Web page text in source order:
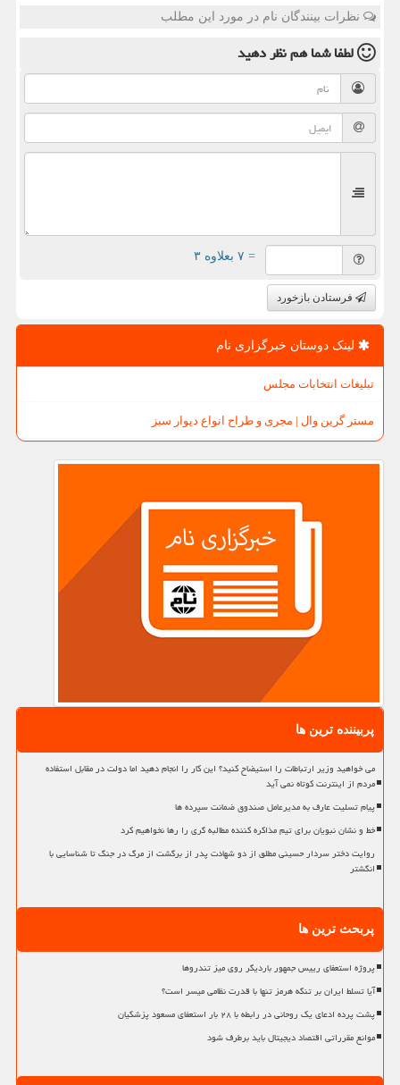
نظرات بینندگان نام در مورد این مطلب
لطفا شما همنظر دهید
= ۷ بعلاوه ۳
فرستادن بازخورد
لینک دوستان خبرگزاری نام
تبلیغات انتخابات مجلس
مستر گرین وال | مجری و طراح انواع دیوار سبز
پربیننده ترین ها
می خواهید وزیر ارتباطات را استیضاح کنید؟ این کار را انجام دهید اما دولت در مقابل استفاده
مردم از اینترنت کوتاه نمی آید
پیام تسلیت عارف به مدیرعامل صندوق ضمانت سپرده ها
خط و نشان نبویان برای تیم مذاکره کننده مطالبه گری را رها نخواهیم کرد
روایت دختر سردار حسینی مطلق از دو شهادت پدر از برگشت از مرگ در جنگ تا شناسایی با
انگشتر
پربحث ترین ها
پروژه استعفای رییس جمهور باردیگر روی میز تندروها
آیا تسلط ایران بر تنگه هرمز تنها با قدرت نظامی میسر است؟
پشت پرده ادعای یک روحانی در رابطه با ۲۸ بار استعفای مسعود پزشکیان
موانع مقرراتی اقتصاد دیجیتال باید برطرف شود